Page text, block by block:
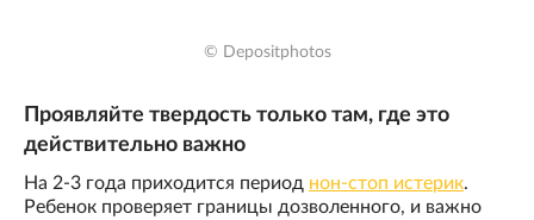
© Depositphotos
Проявляйте твердость только там, где это
действительно важно
На 2-3 года приходится период нон-стоп истерик.
Ребенок проверяет границы дозволенного, и важно